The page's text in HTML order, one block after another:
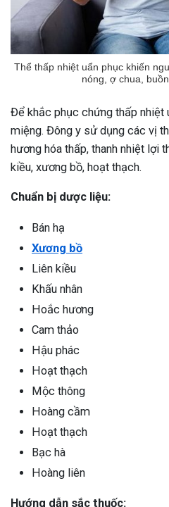
Thể thấp nhiệt uẩn phục khiến
nóng, ợ chua,
Để khắc phục chứng thấp nhiệt
miệng. Đông y sử dụng các vị
hương hóa thấp, thanh nhiệt lợi
kiều, xương bồ, hoạt thạch.
Chuẩn bị dược liệu:
Bán hạ
Xương bồ
Liên kiều
Khấu nhân
Hoắc hương
Cam thảo
Hậu phác
Hoạt thạch
Mộc thông
Hoàng cầm
Hoạt thạch
Bạc hà
Hoàng liên
Hướng dẫn sắc thuốc: